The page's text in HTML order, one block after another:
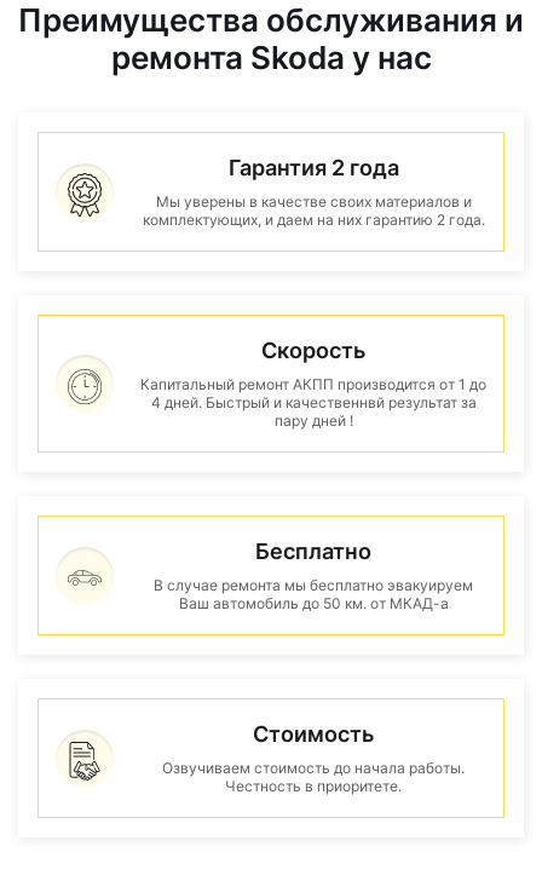
Преимущества обслуживания и
ремонта Skoda у нас
Гарантия 2 года
Мы уверены в качестве своих материалов и
комплектующих, и даем на них гарантию 2 года.
Скорость
Капитальный ремонт АКПП производится от 1 до
4 дней. Быстрый и качественнвй результат за
пару дней !
Бесплатно
В случае ремонта мы бесплатно эвакуируем
Ваш автомобиль до 50 км. от МКАД-а
Стоимость
Озвучиваем стоимость до начала работы.
Честность в приоритете.